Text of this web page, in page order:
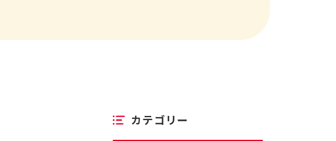
カテゴリー